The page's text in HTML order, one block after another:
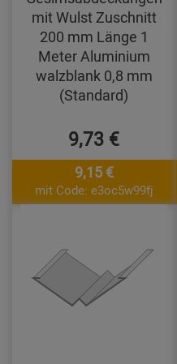
mit Wulst Zuschnitt
200 mm Länge 1
Meter Aluminium
walzblank 0,8 mm
(Standard)
9,73 €
9,15 €
mit Code: e3oc5w99fj